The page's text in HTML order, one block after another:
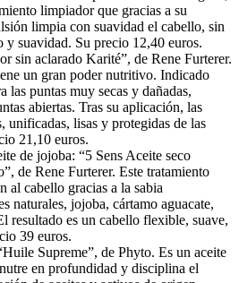
limpiador que gracias a su
limpia con suavidad el cabello, sin
y suavidad. Su precio 12,40 euros.
sin aclarado Karité”, de Rene Furterer.
un gran poder nutritivo. Indicado
las puntas muy secas y dañadas,
abiertas. Tras su aplicación, las
unificadas, lisas y protegidas de las
21,10 euros.
de jojoba: “5 Sens Aceite seco
de Rene Furterer. Este tratamiento
al cabello gracias a la sabia
naturales, jojoba, cártamo aguacate,
resultado es un cabello flexible, suave,
39 euros.
Supreme”, de Phyto. Es un aceite
en profundidad y disciplina el